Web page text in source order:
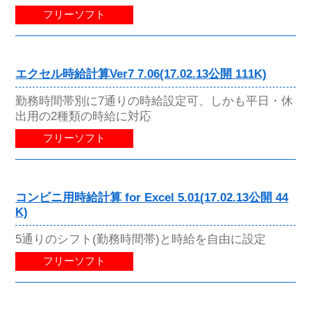
フリーソフト
エクセル時給計算Ver7 7.06(17.02.13公開 111K)
勤務時間帯別に7通りの時給設定可、しかも平日・休
出用の2種類の時給に対応
フリーソフト
コンビニ用時給計算 for Excel 5.01(17.02.13公開 44
K)
5通りのシフト(勤務時間帯)と時給を自由に設定
フリーソフト